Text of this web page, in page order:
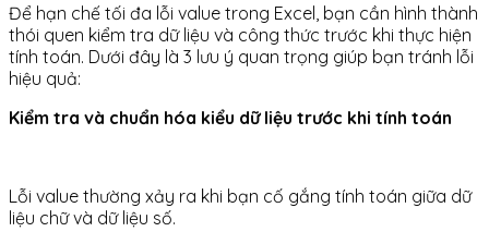
Để hạn chế tối đa lỗi value trong Excel, bạn cần hình thành
thói quen kiểm tra dữ liệu và công thức trước khi thực hiện
tính toán. Dưới đây là 3 lưu ý quan trọng giúp bạn tránh lỗi
hiệu quả:
Kiểm tra và chuẩn hóa kiểu dữ liệu trước khi tính toán
Lỗi value thường xảy ra khi bạn cố gắng tính toán giữa dữ
liệu chữ và dữ liệu số.